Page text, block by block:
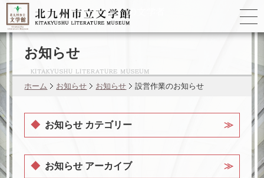
ゆかりの
お知らせ
ホーム お知らせ お知らせ 設営作業のお知らせ
お知らせ カテゴリー
お知らせ アーカイブ